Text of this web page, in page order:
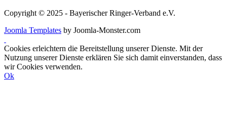
Copyright © 2025 - Bayerischer Ringer-Verband e.V.
Joomla Templates by Joomla-Monster.com
Cookies erleichtern die Bereitstellung unserer Dienste. Mit der
Nutzung unserer Dienste erklären Sie sich damit einverstanden, dass
wir Cookies verwenden.
Ok